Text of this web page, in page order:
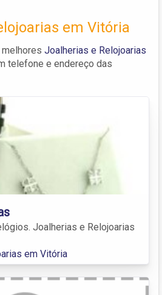
em Vitória
Joalherias e Relojoarias
telefone e endereço das
Joalherias e Relojoarias
em Vitória